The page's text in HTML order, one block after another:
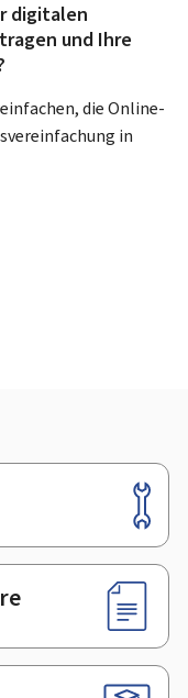
digitalen
und Ihre
die Online-
in